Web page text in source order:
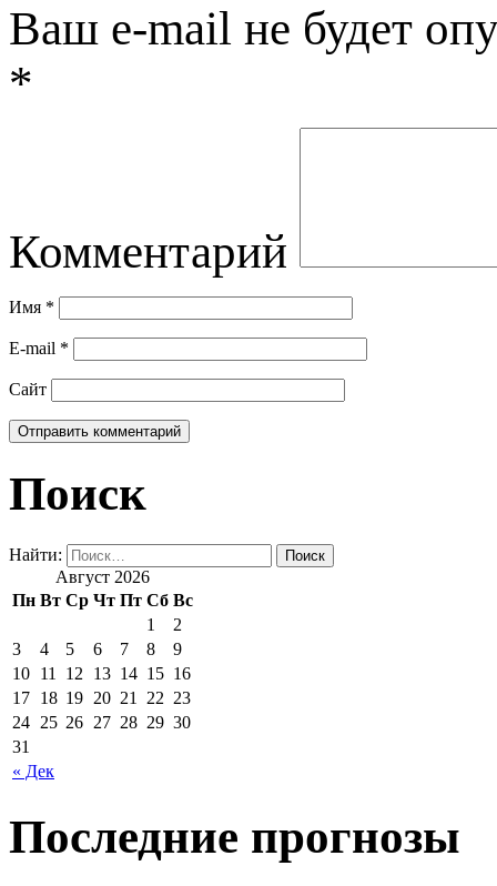
Ваш e-mail не будет
*
Комментарий
Имя *
E-mail *
Сайт
Поиск
Найти:
Август 2026
Пн Вт Ср Чт Пт Сб Вс
« Дек
1
2
3
4 5 6 7 8
9
10 11 12 13 14 15 16
17 18 19 20 21 22 23
24 25 26 27 28 29 30
31
Последние прогнозы